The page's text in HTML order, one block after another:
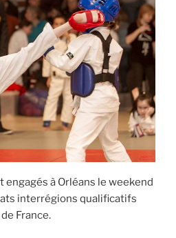
engagés à Orléans le weekend
interrégions qualificatifs
France.